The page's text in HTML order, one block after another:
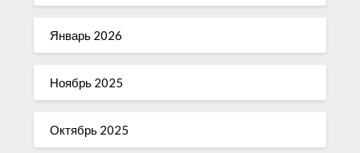
Январь 2026
Ноябрь 2025
Октябрь 2025